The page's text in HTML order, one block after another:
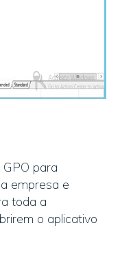
para
empresa e
toda a
o aplicativo